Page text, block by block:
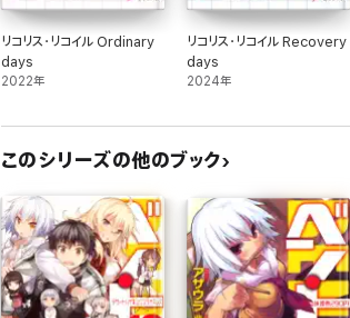
リコリス・リコイル Ordinary
days
2022年
リコリス・リコイル Recovery
days
2024年
このシリーズの他のブック